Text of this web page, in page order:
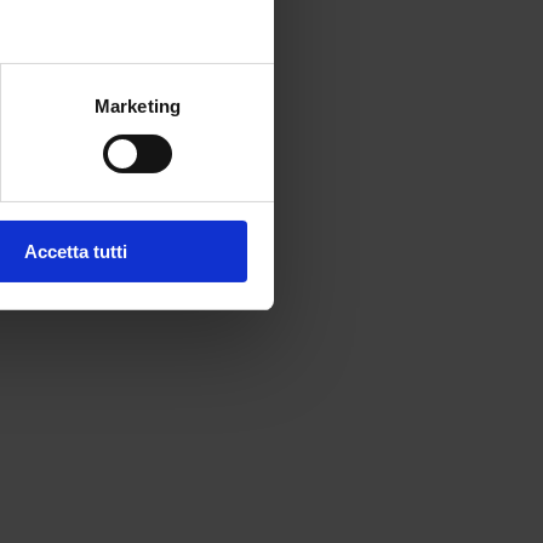
Marketing
Accetta tutti